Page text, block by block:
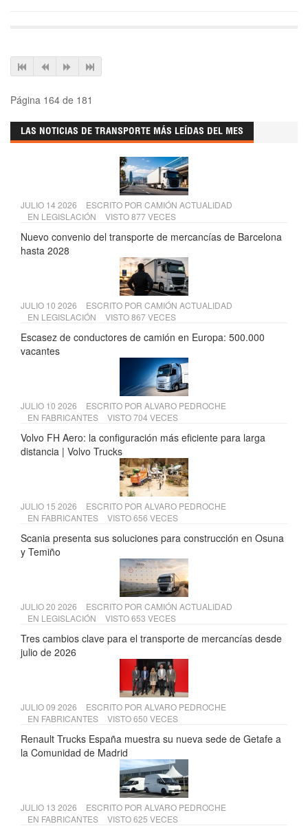
Página 164 de 181
LAS NOTICIAS DE TRANSPORTE MÁS LEÍDAS DEL MES
JULIO 14 2026 ESCRITO POR CAMIÓN ACTUALIDAD
EN LEGISLACIÓN VISTO 877 VECES
Nuevo convenio del transporte de mercancías de Barcelona
hasta 2028
JULIO 10 2026 ESCRITO POR CAMIÓN ACTUALIDAD
EN LEGISLACIÓN VISTO 867 VECES
Escasez de conductores de camión en Europa: 500.000
vacantes
JULIO 10 2026 ESCRITO POR ALVARO PEDROCHE
EN FABRICANTES VISTO 704 VECES
Volvo FH Aero: la configuración más eficiente para larga
distancia | Volvo Trucks
JULIO 15 2026 ESCRITO POR ALVARO PEDROCHE
EN FABRICANTES VISTO 656 VECES
Scania presenta sus soluciones para construcción en Osuna
y Temiño
JULIO 20 2026 ESCRITO POR CAMIÓN ACTUALIDAD
EN LEGISLACIÓN VISTO 653 VECES
Tres cambios clave para el transporte de mercancías desde
julio de 2026
JULIO 09 2026 ESCRITO POR ALVARO PEDROCHE
EN FABRICANTES VISTO 650 VECES
Renault Trucks España muestra su nueva sede de Getafe a
la Comunidad de Madrid
JULIO 13 2026 ESCRITO POR ALVARO PEDROCHE
EN FABRICANTES VISTO 625 VECES